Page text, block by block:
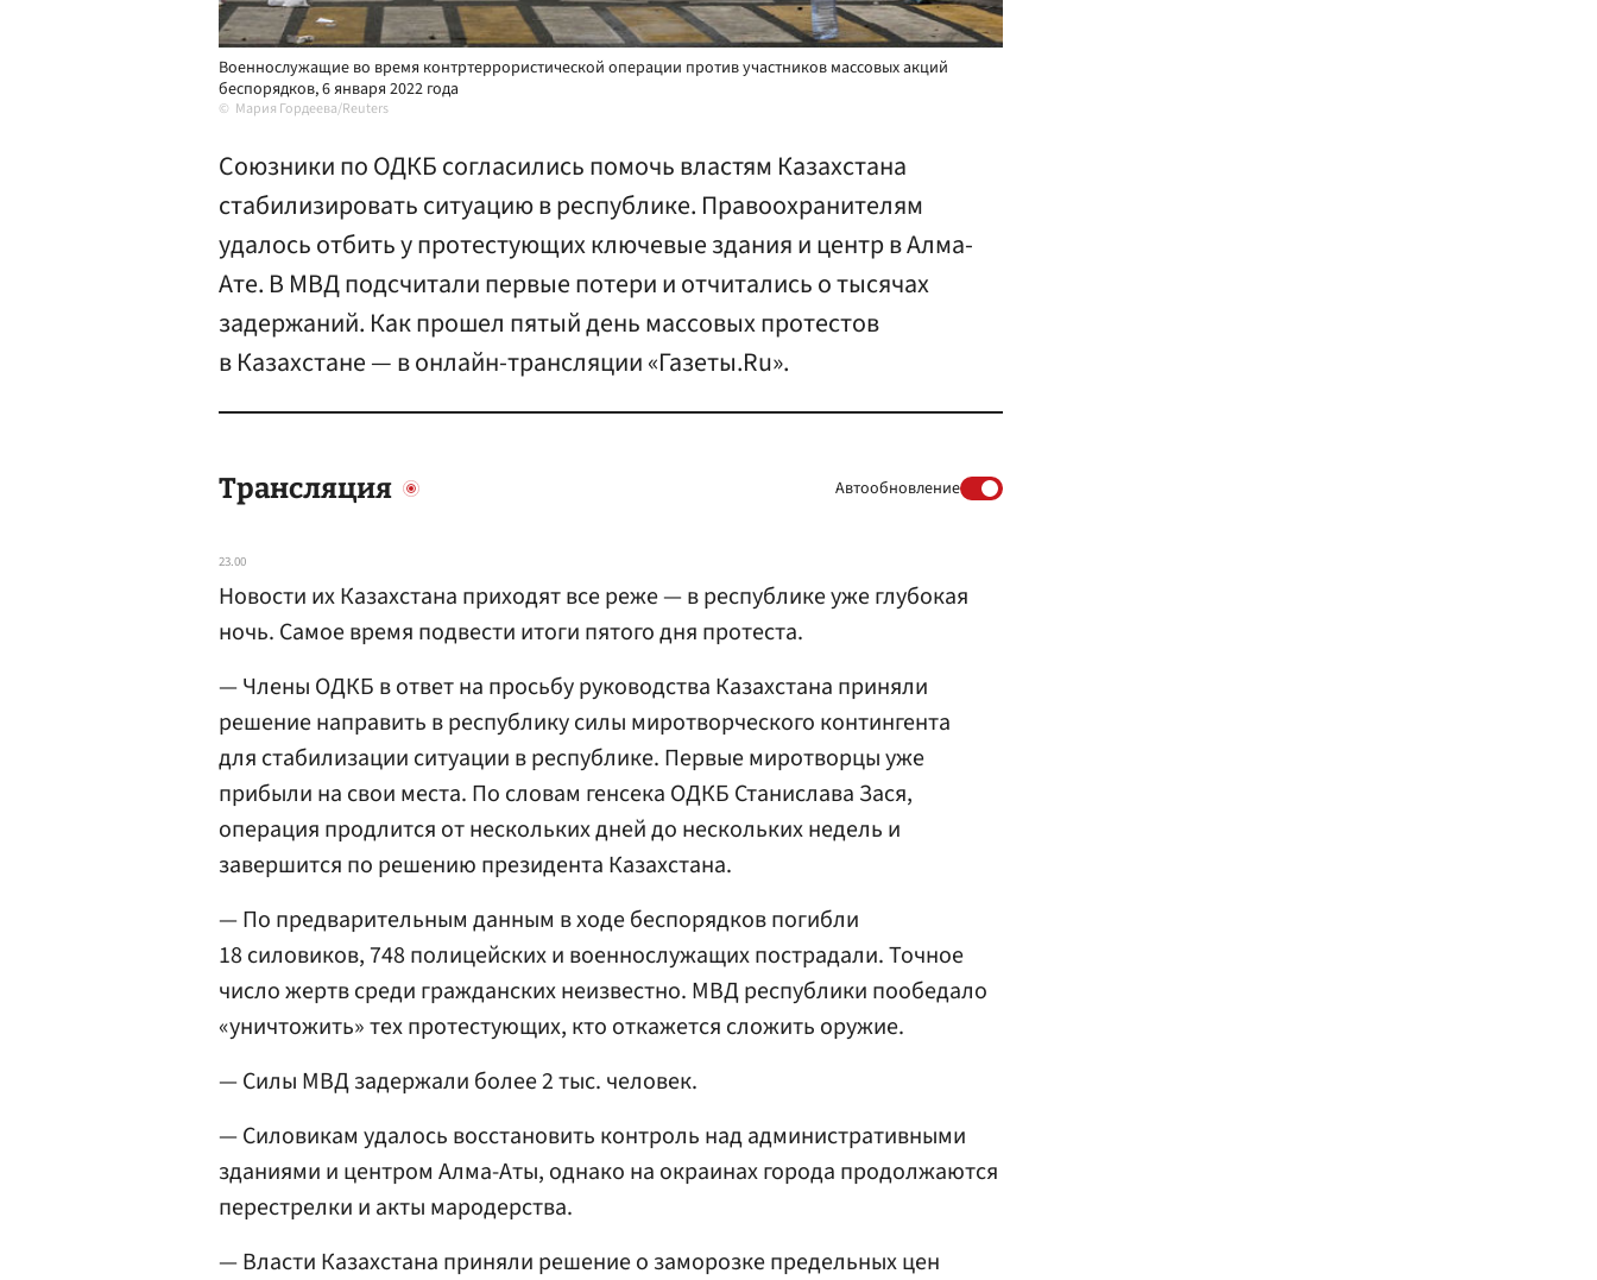
Военнослужащие во время контртеррористической операции против участников массовых акций
беспорядков, 6 января 2022 года
Мария Гордеева/Reuters
Союзники по ОДКБ согласились помочь властям Казахстана
стабилизировать ситуацию в республике. Правоохранителям
удалось отбить у протестующих ключевые здания и центр в Алма-
Ате. В МВД подсчитали первые потери и отчитались о тысячах
задержаний. Как прошел пятый день массовых протестов
в Казахстане — в онлайн-трансляции «Газеты.Ru».
Трансляция Автообновление
23.00
Новости их Казахстана приходят все реже — в республике уже глубокая
ночь. Самое время подвести итоги пятого дня протеста.
— Члены ОДКБ в ответ на просьбу руководства Казахстана приняли
решение направить в республику силы миротворческого контингента
для стабилизации ситуации в республике. Первые миротворцы уже
прибыли на свои места. По словам генсека ОДКБ Станислава Зася,
операция продлится от нескольких дней до нескольких недель и
завершится по решению президента Казахстана.
— По предварительным данным в ходе беспорядков погибли
18 силовиков, 748 полицейских и военнослужащих пострадали. Точное
число жертв среди гражданских неизвестно. МВД республики пообедало
«уничтожить» тех протестующих, кто откажется сложить оружие.
— Силы МВД задержали более 2 тыс. человек.
— Силовикам удалось восстановить контроль над административными
зданиями и центром Алма-Аты, однако на окраинах города продолжаются
перестрелки и акты мародерства.
— Власти Казахстана приняли решение о заморозке предельных цен